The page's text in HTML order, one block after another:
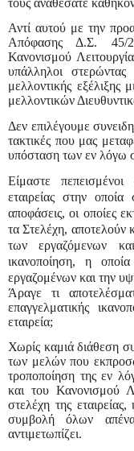
τους αναθέσατε
Αντί αυτού με την
Απόφασης Δ.Σ. 45/
Κανονισμού
υπάλληλοι
μελλοντικής εξέλιξης
μελλοντικών
Δεν επιλέγουμε
τακτικές που μας
υπόσταση των εν λόγω
Είμαστε
εταιρείας στην οποία
αποφάσεις, οι οποίες
τα Στελέχη, αποτελούν
των εργαζόμενων
ικανοποίηση, η
εργαζομένων και την
Άραγε τι
επαγγελματικής
εταιρεία;
Χωρίς καμιά διάθεση
των μελών που
τροποποίηση της εν
και του Κανονισμού
στελέχη της
συμβολή όλων
αντιμετωπίζει.